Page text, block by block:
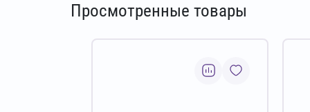
Просмотренные товары